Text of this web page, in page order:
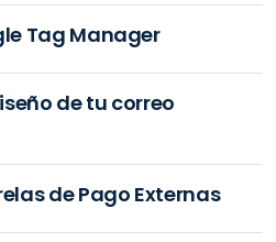
Tag Manager
de tu correo
de Pago Externas